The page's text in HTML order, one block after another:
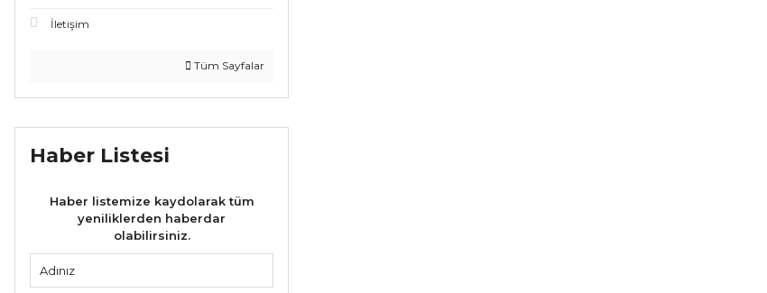
İletişim
Tüm Sayfalar
Haber Listesi
Haber listemize kaydolarak tüm
yeniliklerden haberdar
olabilirsiniz.